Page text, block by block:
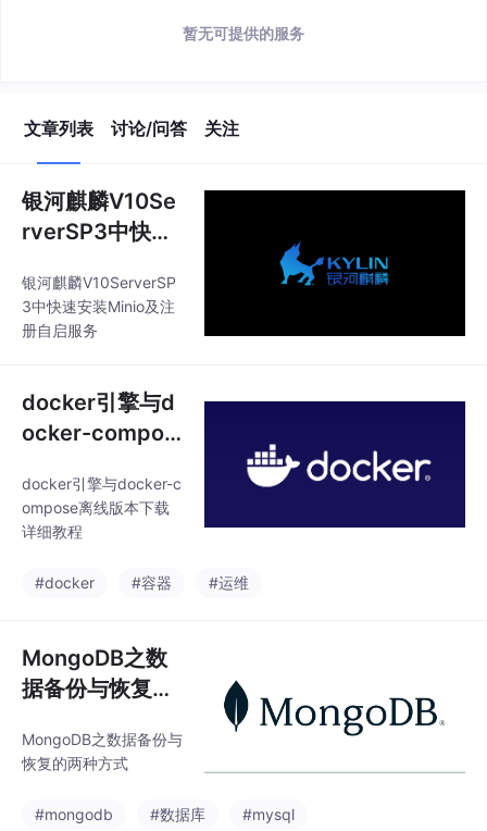
暂无可提供的服务
文章列表 讨论/问答 关注
银河麒麟V10Se
rverSP3中快速
册自启服务
银河麒麟V10ServerSP
3中快速安装Minio及注
册自启服务
docker引擎与d
ocker-compos
详细教程
docker引擎与docker-c
ompose离线版本下载
详细教程
#docker #容器 #运维
MongoDB之数
据备份与恢复的
MongoDB之数据备份与
恢复的两种方式
#mongodb #数据库 #mysql